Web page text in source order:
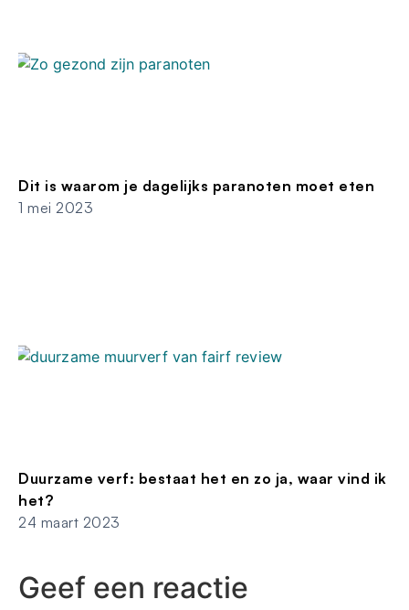
Dit is waarom je dagelijks paranoten moet eten
1 mei 2023
Duurzame verf: bestaat het en zo ja, waar vind ik
het?
24 maart 2023
Geef een reactie